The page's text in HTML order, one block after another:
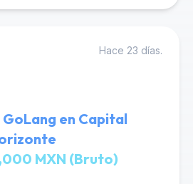
Hace 23 días.
en Capital
MXN (Bruto)